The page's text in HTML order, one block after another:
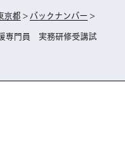
京都 > バックナンバー >
専門員 実務研修受講試